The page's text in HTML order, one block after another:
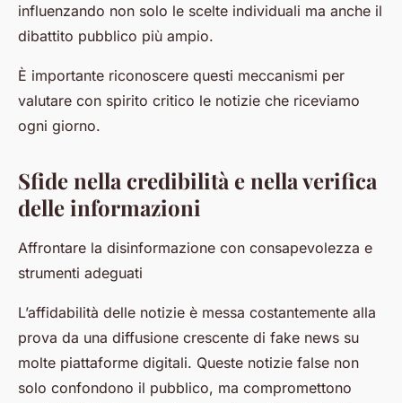
influenzando non solo le scelte individuali ma anche il
dibattito pubblico più ampio.
È importante riconoscere questi meccanismi per
valutare con spirito critico le notizie che riceviamo
ogni giorno.
Sfide nella credibilità e nella verifica
delle informazioni
Affrontare la disinformazione con consapevolezza e
strumenti adeguati
L’affidabilità delle notizie è messa costantemente alla
prova da una diffusione crescente di fake news su
molte piattaforme digitali. Queste notizie false non
solo confondono il pubblico, ma compromettono